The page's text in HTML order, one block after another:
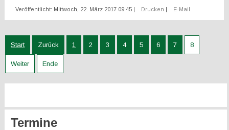
Veröffentlicht: Mittwoch, 22. März 2017 09:45 | Drucken | E-Mail
Start Zurück 1 2 3 4 5 6 7 8
Weiter Ende
Termine